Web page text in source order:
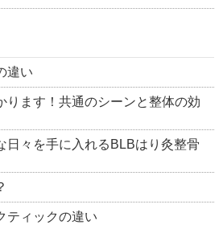
違い
ります！共通のシーンと整体の効
日々を手に入れるBLBはり灸整骨
ティックの違い